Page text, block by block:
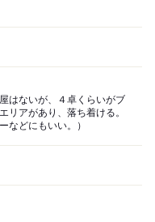
はないが、４卓くらいがブ
リアがあり、落ち着ける。
などにもいい。）